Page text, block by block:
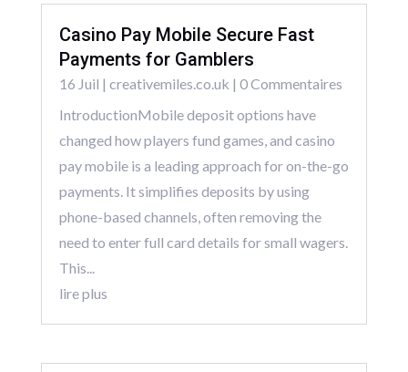
Casino Pay Mobile Secure Fast
Payments for Gamblers
16 Juil | creativemiles.co.uk | 0 Commentaires
IntroductionMobile deposit options have
changed how players fund games, and casino
pay mobile is a leading approach for on-the-go
payments. It simplifies deposits by using
phone-based channels, often removing the
need to enter full card details for small wagers.
This...
lire plus